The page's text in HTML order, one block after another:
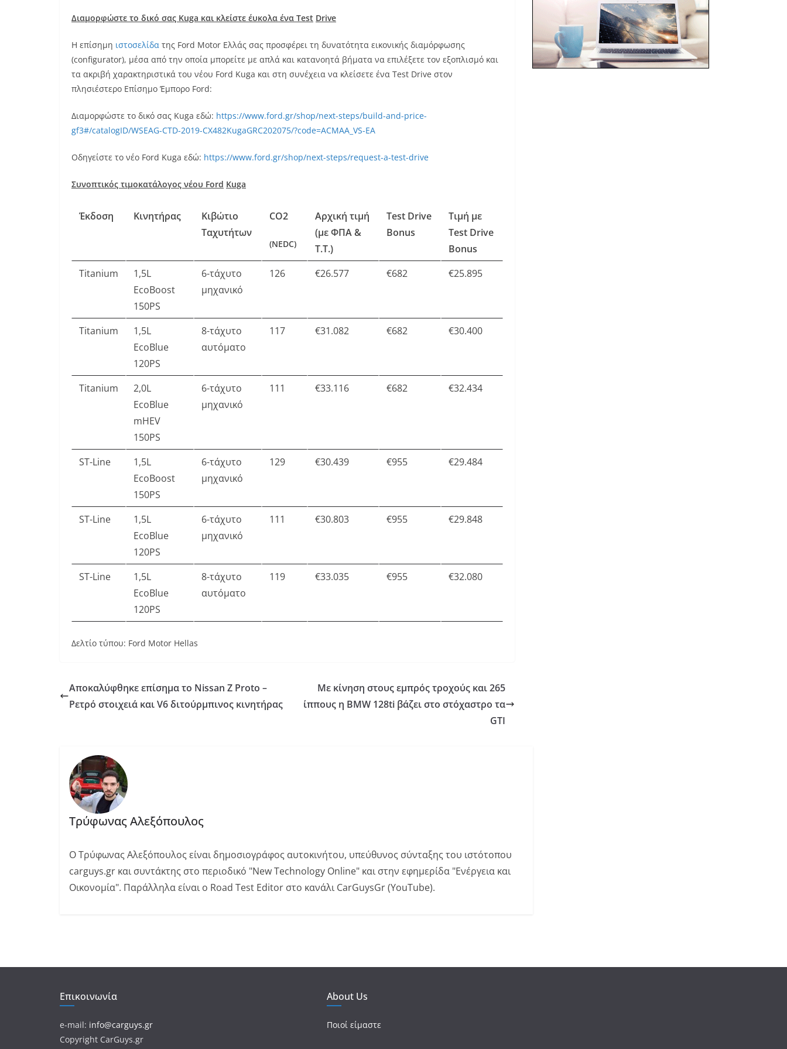
Διαμορφώστε το δικό σας Kuga και κλείστε έυκολα ένα Test Drive
Η επίσημη ιστοσελίδα της Ford Motor Ελλάς σας προσφέρει τη δυνατότητα εικονικής διαμόρφωσης
(configurator), μέσα από την οποία μπορείτε με απλά και κατανοητά βήματα να επιλέξετε τον εξοπλισμό και
τα ακριβή χαρακτηριστικά του νέου Ford Kuga και στη συνέχεια να κλείσετε ένα Test Drive στον
πλησιέστερο Επίσημο Έμπορο Ford:
Διαμορφώστε το δικό σας Kuga εδώ: https://www.ford.gr/shop/next-steps/build-and-price-
gf3#/catalogID/WSEAG-CTD-2019-CX482KugaGRC202075/?code=ACMAA_VS-EA
Οδηγείστε το νέο Ford Kuga εδώ: https://www.ford.gr/shop/next-steps/request-a-test-drive
Συνοπτικός τιμοκατάλογος νέου Ford Kuga
Έκδοση Κινητήρας Κιβώτιo
Ταχυτήτων
CO2
(NEDC)
Αρχική τιμή
(με ΦΠΑ &
Τ.Τ.)
Test Drive
Bonus
Τιμή με
Test Drive
Bonus
Titanium
1,5L
EcoBoost
150PS
6-τάχυτο
μηχανικό
126 €26.577 €682 €25.895
Titanium
1,5L
EcoBlue
120PS
8-τάχυτο
αυτόματο
117 €31.082 €682 €30.400
Titanium
2,0L
EcoBlue
mHEV
150PS
6-τάχυτο
μηχανικό
111 €33.116 €682 €32.434
ST-Line
1,5L
EcoBoost
150PS
6-τάχυτο
μηχανικό
129 €30.439 €955 €29.484
ST-Line
1,5L
EcoBlue
120PS
6-τάχυτο
μηχανικό
111 €30.803 €955 €29.848
ST-Line
1,5L
EcoBlue
120PS
8-τάχυτο
αυτόματο
119 €33.035 €955 €32.080
Δελτίο τύπου: Ford Motor Hellas
Αποκαλύφθηκε επίσημα το Nissan Z Proto –
Ρετρό στοιχειά και V6 διτούρμπινος κινητήρας
Με κίνηση στους εμπρός τροχούς και 265
ίππους η BMW 128ti βάζει στο στόχαστρο τα
GTI
Τρύφωνας Αλεξόπουλος
Ο Τρύφωνας Αλεξόπουλος είναι δημοσιογράφος αυτοκινήτου, υπεύθυνος σύνταξης του ιστότοπου
carguys.gr και συντάκτης στο περιοδικό "New Technology Online" και στην εφημερίδα "Ενέργεια και
Οικονομία". Παράλληλα είναι o Road Test Editor στο κανάλι CarGuysGr (YouTube).
Επικοινωνία
e-mail: info@carguys.gr
Copyright CarGuys.gr
About Us
Ποιοί είμαστε